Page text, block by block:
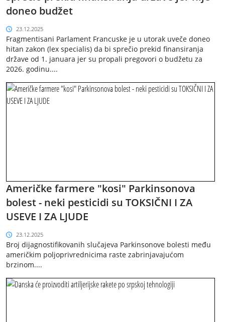
doneo budžet
23.12.2025
Fragmentisani Parlament Francuske je u utorak uveče doneo
hitan zakon (lex specialis) da bi sprečio prekid finansiranja
države od 1. januara jer su propali pregovori o budžetu za
2026. godinu....
Američke farmere "kosi" Parkinsonova
bolest - neki pesticidi su TOKSIČNI I ZA
USEVE I ZA LJUDE
23.12.2025
Broj dijagnostifikovanih slučajeva Parkinsonove bolesti među
američkim poljoprivrednicima raste zabrinjavajućom
brzinom....